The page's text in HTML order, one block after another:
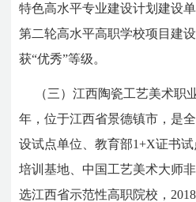
特色高水平专业建设计划建设
第二轮高水平高职学校项目建
获“优秀”等级。
（三）江西陶瓷工艺美术职
年，位于江西省景德镇市，是
设试点单位、教育部1+X证书
培训基地、中国工艺美术大师
选江西省示范性高职院校，